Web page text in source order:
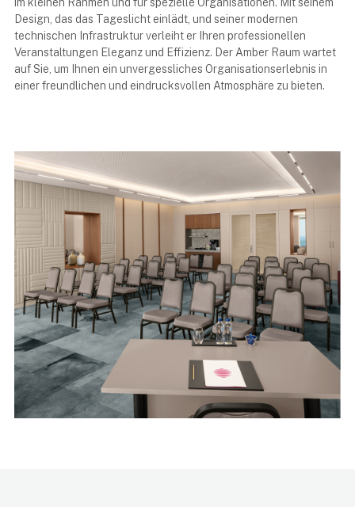
im kleinen Rahmen und für spezielle Organisationen. Mit seinem
Design, das das Tageslicht einlädt, und seiner modernen
technischen Infrastruktur verleiht er Ihren professionellen
Veranstaltungen Eleganz und Effizienz. Der Amber Raum wartet
auf Sie, um Ihnen ein unvergessliches Organisationserlebnis in
einer freundlichen und eindrucksvollen Atmosphäre zu bieten.